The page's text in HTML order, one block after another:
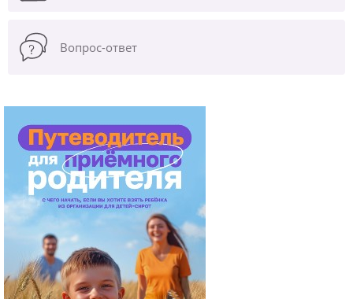
Вопрос-ответ